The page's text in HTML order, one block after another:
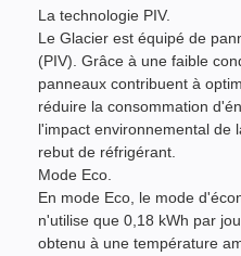
La technologie PIV.
Le Glacier est équipé de
(PIV). Grâce à une faible
panneaux contribuent à
réduire la consommation
l'impact environnemental de
rebut de réfrigérant.
Mode Eco.
En mode Eco, le mode
n'utilise que 0,18 kWh par
obtenu à une température